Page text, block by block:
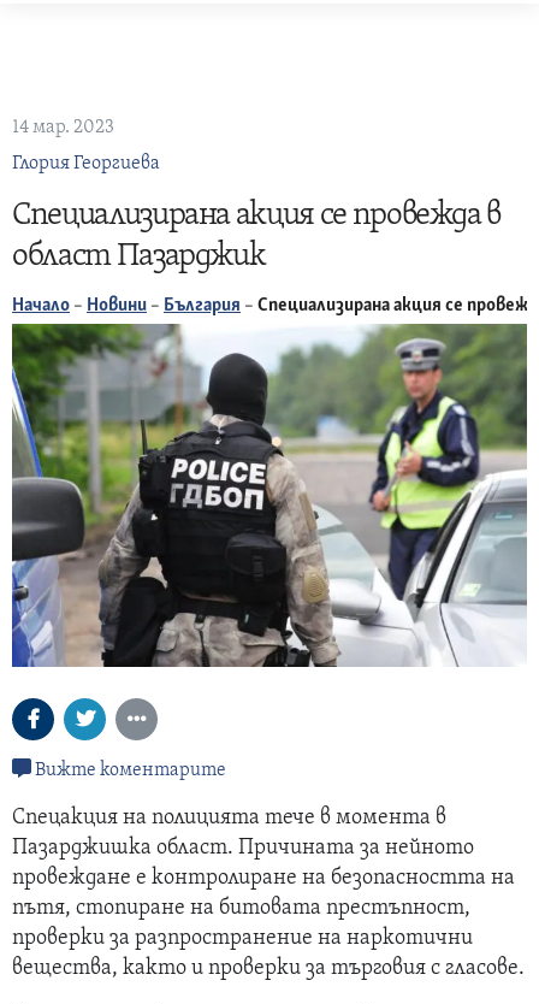
14 мар. 2023
Глория Георгиева
Специализирана акция се провежда в
област Пазарджик
Начало – Новини – България – Специализирана акция се
Вижте коментарите
Спецакция на полицията тече в момента в
Пазарджишка област. Причината за нейното
провеждане е контролиране на безопасността на
пътя, стопиране на битовата престъпност,
проверки за разпространение на наркотични
вещества, както и проверки за търговия с гласове.